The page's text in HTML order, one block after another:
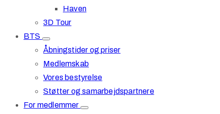
Haven
3D Tour
BTS
Åbningstider og priser
Medlemskab
Vores bestyrelse
Støtter og samarbejdspartnere
For medlemmer